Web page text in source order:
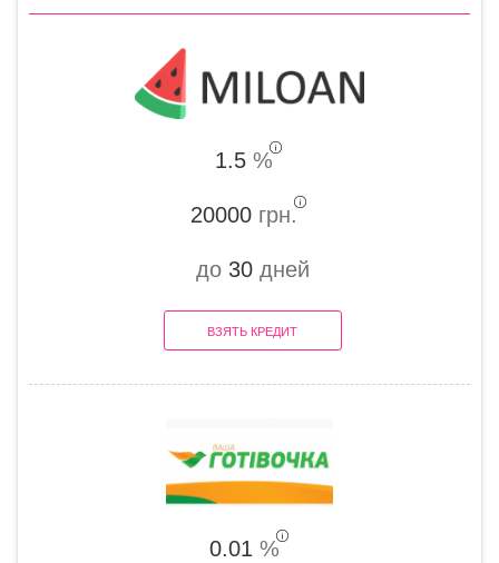
1.5 %
20000 грн.
до 30дней
ВЗЯТЬ КРЕДИТ
0.01 %